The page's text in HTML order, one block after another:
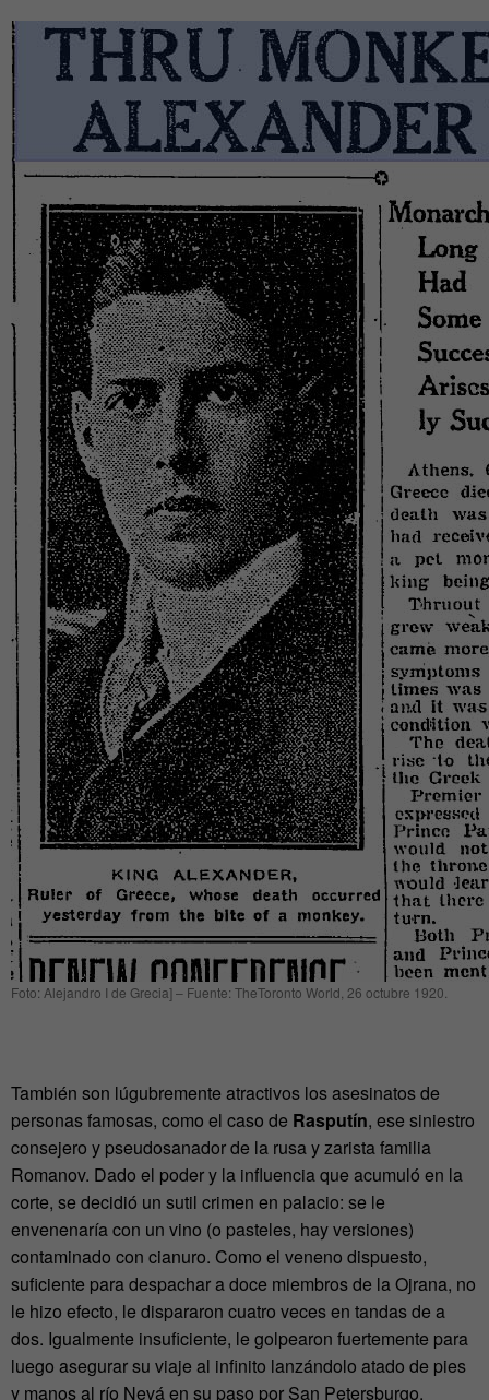
Foto: Alejandro I de Grecia] – Fuente: TheToronto World, 26 octubre 1920.
También son lúgubremente atractivos los asesinatos de
personas famosas, como el caso de Rasputín, ese siniestro
consejero y pseudosanador de la rusa y zarista familia
Romanov. Dado el poder y la influencia que acumuló en la
corte, se decidió un sutil crimen en palacio: se le
envenenaría con un vino (o pasteles, hay versiones)
contaminado con cianuro. Como el veneno dispuesto,
suficiente para despachar a doce miembros de la Ojrana, no
le hizo efecto, le dispararon cuatro veces en tandas de a
dos. Igualmente insuficiente, le golpearon fuertemente para
luego asegurar su viaje al infinito lanzándolo atado de pies
y manos al río Nevá en su paso por San Petersburgo.